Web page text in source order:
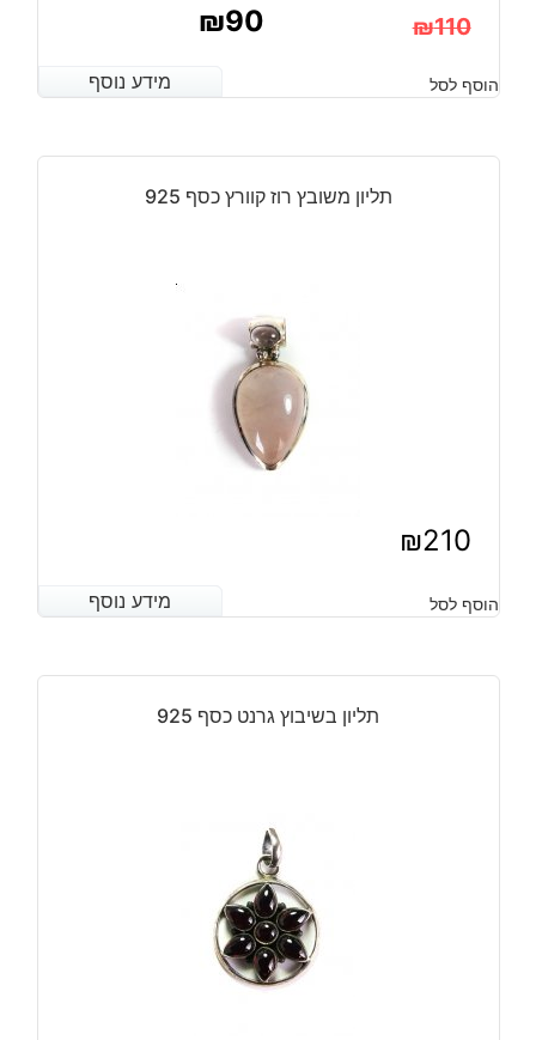
₪110
המקורי
היה:
₪90
הנוכחי
הוא:
מידע נוסף הוסף לסל מידע נוסף
תליון משובץ רוז קוורץ כסף 925
₪210
מידע נוסף הוסף לסל מידע נוסף
תליון בשיבוץ גרנט כסף 925